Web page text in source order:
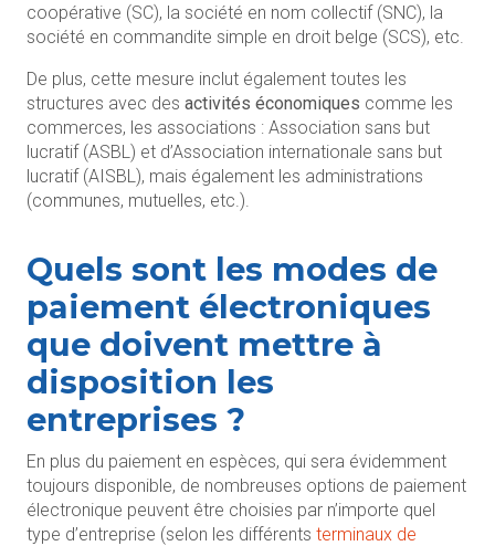
coopérative (SC), la société en nom collectif (SNC), la
société en commandite simple en droit belge (SCS), etc.
De plus, cette mesure inclut également toutes les
structures avec des activités économiques comme les
commerces, les associations : Association sans but
lucratif (ASBL) et d’Association internationale sans but
lucratif (AISBL), mais également les administrations
(communes, mutuelles, etc.).
Quels sont les modes de
paiement électroniques
que doivent mettre à
disposition les
entreprises ?
En plus du paiement en espèces, qui sera évidemment
toujours disponible, de nombreuses options de paiement
électronique peuvent être choisies par n’importe quel
type d’entreprise (selon les différents terminaux de